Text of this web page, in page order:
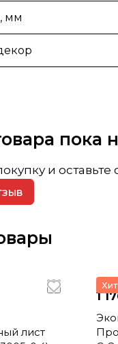
мм
и оставьте
лист
1